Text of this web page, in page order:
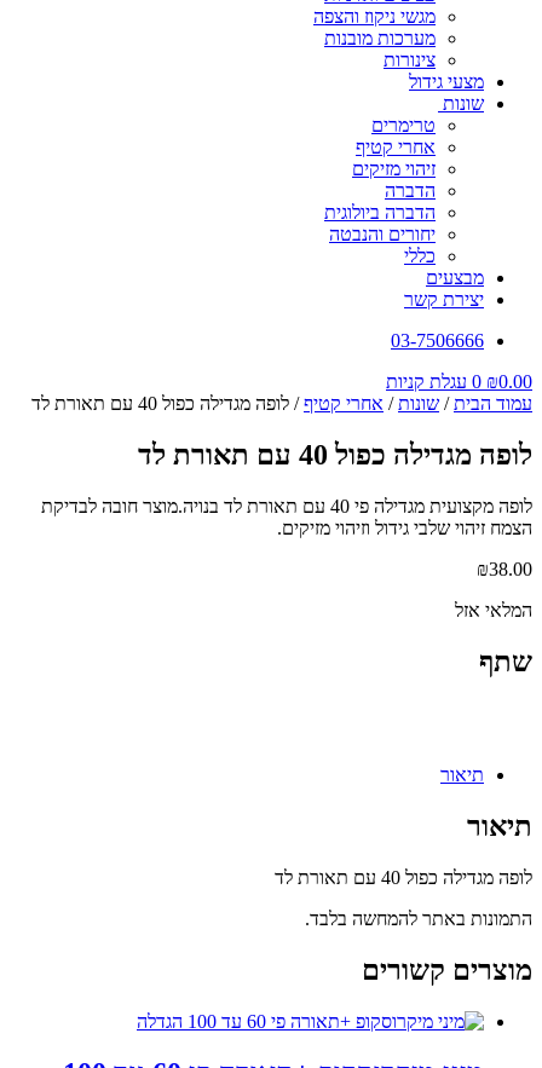
מגשי ניקוז והצפה
מערכות מובנות
צינורות
מצעי גידול
שונות
טרימרים
אחרי קטיף
זיהוי מזיקים
הדברה
הדברה ביולוגית
יחורים והנבטה
כללי
מבצעים
יצירת קשר
03-7506666
₪0.00
0 עגלת קניות
עמוד הבית/ שונות/ אחרי קטיף/ לופה מגדילה כפול 40 עם תאורת לד
לופה מגדילה כפול 40 עם תאורת לד
לופה מקצועית מגדילה פי 40 עם תאורת לד בנויה.מוצר חובה לבדיקת
הצמח זיהוי שלבי גידול וזיהוי מזיקים.
₪38.00
המלאי אזל
שתף
תיאור
תיאור
לופה מגדילה כפול 40 עם תאורת לד
התמונות באתר להמחשה בלבד.
מוצרים קשורים